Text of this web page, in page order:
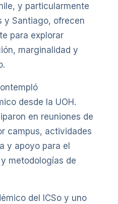
y particularmente
y Santiago, ofrecen
para explorar
marginalidad y
desde la UOH.
en reuniones de
campus, actividades
y apoyo para el
metodologías de
del ICSo y uno